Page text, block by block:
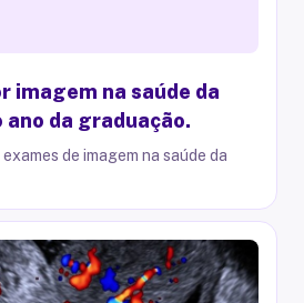
imagem na saúde da
da graduação.
de imagem na saúde da